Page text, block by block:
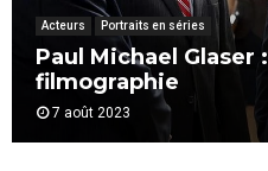
Acteurs Portraits en séries
Paul Michael Glaser
filmographie
7 août 2023